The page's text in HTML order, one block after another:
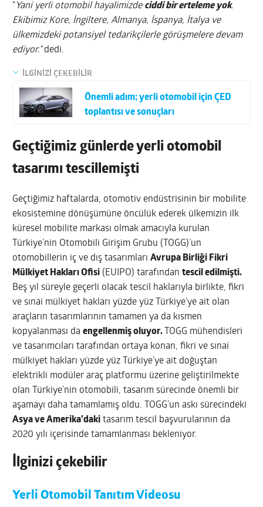
“ Yani yerli otomobil hayalimizde ciddi bir erteleme yok.
Ekibimiz Kore, İngiltere, Almanya, İspanya, İtalya ve
ülkemizdeki potansiyel tedarikçilerle görüşmelere devam
ediyor.”dedi.
İLGİNİZİ ÇEKEBİLİR
Önemli adım; yerli otomobil için ÇED
toplantısı ve sonuçları
Geçtiğimiz günlerde yerli otomobil
tasarımı tescillemişti
Geçtiğimiz haftalarda, otomotiv endüstrisinin bir mobilite
ekosistemine dönüşümüne öncülük ederek ülkemizin ilk
küresel mobilite markası olmak amacıyla kurulan
Türkiye’nin Otomobili Girişim Grubu (TOGG)’un
otomobillerin iç ve dış tasarımlarıAvrupa Birliği Fikri
Mülkiyet Hakları Ofisi (EUIPO) tarafındantescil edilmişti.
Beş yıl süreyle geçerli olacak tescil haklarıyla birlikte, fikri
ve sınai mülkiyet hakları yüzde yüz Türkiye’ye ait olan
araçların tasarımlarının tamamen ya da kısmen
kopyalanması daengellenmiş oluyor. TOGG mühendisleri
ve tasarımcıları tarafından ortaya konan, fikri ve sınai
mülkiyet hakları yüzde yüz Türkiye’ye ait doğuştan
elektrikli modüler araç platformu üzerine geliştirilmekte
olan Türkiye’nin otomobili, tasarım sürecinde önemli bir
aşamayı daha tamamlamış oldu. TOGG’un askı sürecindeki
Asya ve Amerika’daki tasarım tescil başvurularının da
2020 yılı içerisinde tamamlanması bekleniyor.
İlginizi çekebilir
Yerli Otomobil Tanıtım Videosu